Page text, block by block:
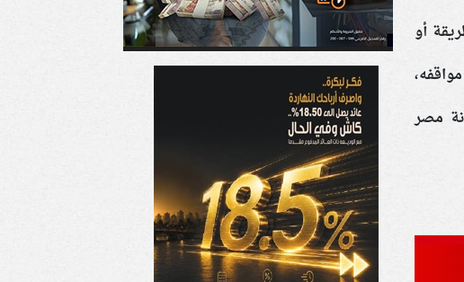
أو
مصر